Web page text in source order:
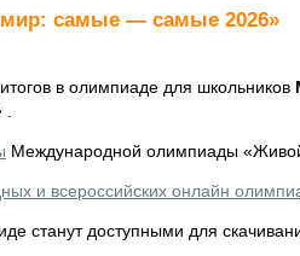
самые — самые 2026»
в олимпиаде для школьников
Международной олимпиады
и всероссийских онлайн
станут доступными для